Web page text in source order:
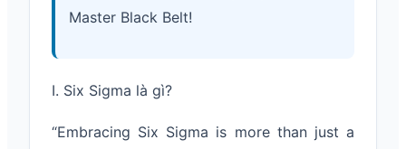
Master Black Belt!
I. Six Sigma là gì?
“Embracing Six Sigma is more than just a